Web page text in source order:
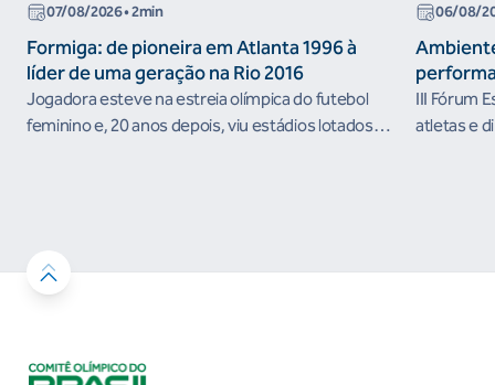
07/08/2026• 2min
Formiga: de pioneira em Atlanta 1996 à
líder de uma geração na Rio 2016
Jogadora esteve na estreia olímpica do futebol
feminino e, 20 anos depois, viu estádios lotados
06/08/
III Fórum
atletas e